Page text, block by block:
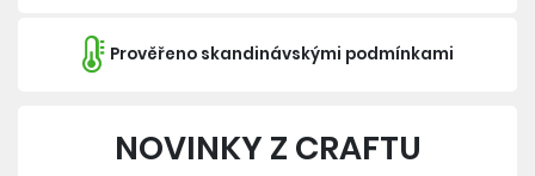
Prověřeno skandinávskými podmínkami
NOVINKY Z CRAFTU